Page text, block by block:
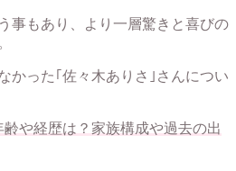
事もあり、より一層驚きと喜びの
かった｢佐々木ありさ｣さんについ
齢や経歴は？家族構成や過去の出